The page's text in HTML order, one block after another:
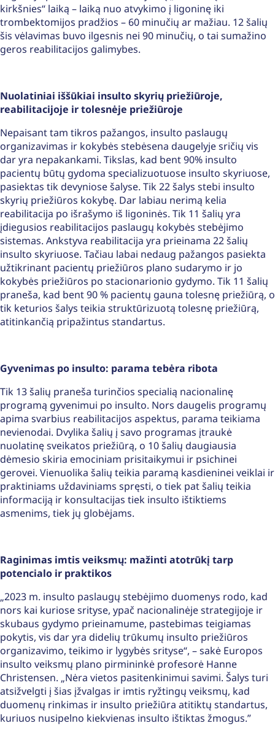
kirkšnies“ laiką – laiką nuo atvykimo į ligoninę iki
trombektomijos pradžios – 60 minučių ar mažiau. 12 šalių
šis vėlavimas buvo ilgesnis nei 90 minučių, o tai sumažino
geros reabilitacijos galimybes.
Nuolatiniai iššūkiai insulto skyrių priežiūroje,
reabilitacijoje ir tolesnėje priežiūroje
Nepaisant tam tikros pažangos, insulto paslaugų
organizavimas ir kokybės stebėsena daugelyje sričių vis
dar yra nepakankami. Tikslas, kad bent 90% insulto
pacientų būtų gydoma specializuotuose insulto skyriuose,
pasiektas tik devyniose šalyse. Tik 22 šalys stebi insulto
skyrių priežiūros kokybę. Dar labiau nerimą kelia
reabilitacija po išrašymo iš ligoninės. Tik 11 šalių yra
įdiegusios reabilitacijos paslaugų kokybės stebėjimo
sistemas. Ankstyva reabilitacija yra prieinama 22 šalių
insulto skyriuose. Tačiau labai nedaug pažangos pasiekta
užtikrinant pacientų priežiūros plano sudarymo ir jo
kokybės priežiūros po stacionarionio gydymo. Tik 11 šalių
praneša, kad bent 90 % pacientų gauna tolesnę priežiūrą, o
tik keturios šalys teikia struktūrizuotą tolesnę priežiūrą,
atitinkančią pripažintus standartus.
Gyvenimas po insulto: parama tebėra ribota
Tik 13 šalių praneša turinčios specialią nacionalinę
programą gyvenimui po insulto. Nors daugelis programų
apima svarbius reabilitacijos aspektus, parama teikiama
nevienodai. Dvylika šalių į savo programas įtraukė
nuolatinę sveikatos priežiūrą, o 10 šalių daugiausia
dėmesio skiria emociniam prisitaikymui ir psichinei
gerovei. Vienuolika šalių teikia paramą kasdieninei veiklai ir
praktiniams uždaviniams spręsti, o tiek pat šalių teikia
informaciją ir konsultacijas tiek insulto ištiktiems
asmenims, tiek jų globėjams.
Raginimas imtis veiksmų: mažinti atotrūkį tarp
potencialo ir praktikos
„2023 m. insulto paslaugų stebėjimo duomenys rodo, kad
nors kai kuriose srityse, ypač nacionalinėje strategijoje ir
skubaus gydymo prieinamume, pastebimas teigiamas
pokytis, vis dar yra didelių trūkumų insulto priežiūros
organizavimo, teikimo ir lygybės srityse“, – sakė Europos
insulto veiksmų plano pirmininkė profesorė Hanne
Christensen. „Nėra vietos pasitenkinimui savimi. Šalys turi
atsižvelgti į šias įžvalgas ir imtis ryžtingų veiksmų, kad
duomenų rinkimas ir insulto priežiūra atitiktų standartus,
kuriuos nusipelno kiekvienas insulto ištiktas žmogus.”